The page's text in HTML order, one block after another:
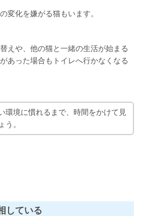
変化を嫌がる猫もいます。
えや、他の猫と一緒の生活が始まる
あった場合もトイレへ行かなくなる
環境に慣れるまで、時間をかけて見
う。
している